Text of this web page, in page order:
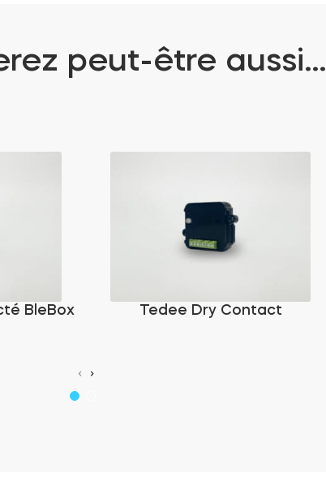
peut-être aussi…
BleBox Tedee Dry Contact
‹ ›